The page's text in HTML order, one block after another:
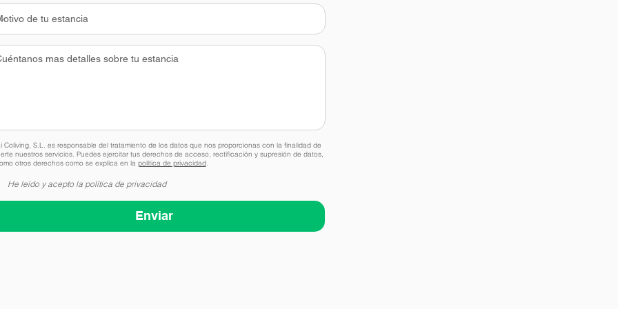
Enviar
Coliving, S.L. es responsable del tratamiento de los datos que nos proporcionas con la finalidad de
nuestros servicios. Puedes ejercitar tus derechos de acceso, rectificación y supresión de datos,
otros derechos como se explica en la política de privacidad.
He leído y acepto la política de privacidad